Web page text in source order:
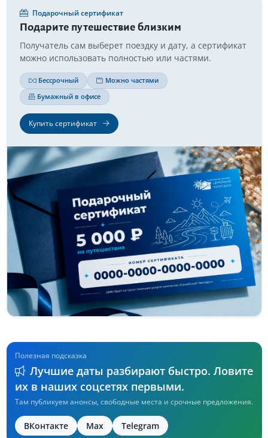
Подарочный сертификат
Подарите путешествие близким
Получатель сам выберет поездку и дату, а сертификат
можно использовать полностью или частями.
Бессрочный
Можно частями
Бумажный в офисе
Купить сертификат
Полезная подсказка
Лучшие даты разбирают быстро. Ловите
их в наших соцсетях первыми.
Там публикуем анонсы, свободные места и срочные предложения.
ВКонтакте Max Telegram